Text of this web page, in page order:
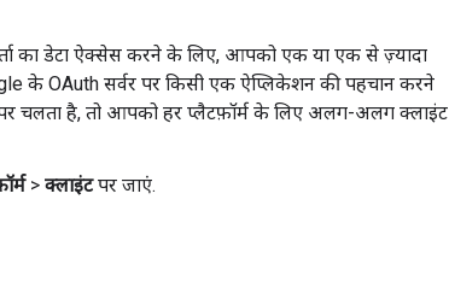
का डेटा ऐक्सेस करने के लिए, आपको एक या एक से ज़्यादा
के OAuth सर्वर पर किसी एक ऐप्लिकेशन की पहचान करने
चलता है, तो आपको हर प्लैटफ़ॉर्म के लिए अलग-अलग क्लाइंट
> क्लाइंटपर जाएं.